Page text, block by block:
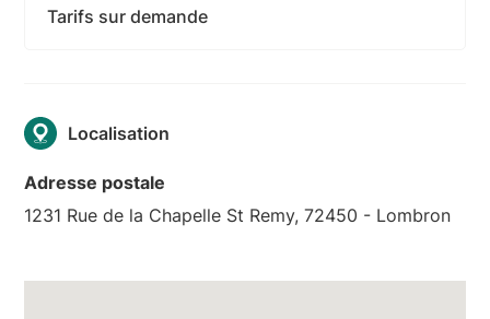
Tarifs sur demande
Localisation
Adresse postale
1231 Rue de la Chapelle St Remy, 72450 - Lombron